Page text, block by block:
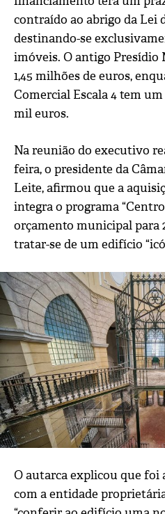
contraído ao abrigo da Lei
destinando-se
imóveis. O antigo Presídio
1,45 milhões de euros,
Comercial Escala 4 tem
mil euros.
Na reunião do executivo
feira, o presidente da
Leite, afirmou que a
integra o programa
orçamento municipal para
tratar-se de um edifício
O autarca explicou que foi
com a entidade